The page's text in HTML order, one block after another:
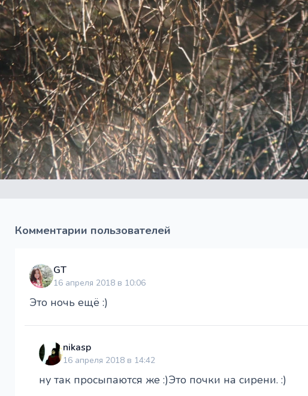
Комментарии пользователей
GT
16 апреля 2018 в 10:06
Это ночь ещё :)
nikasp
16 апреля 2018 в 14:42
ну так просыпаются же :)Это почки на сирени. :)